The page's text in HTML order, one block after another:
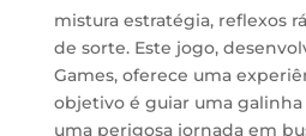
mistura estratégia, reflexos
de sorte. Este jogo,
Games, oferece uma
objetivo é guiar uma galinha
uma perigosa jornada em